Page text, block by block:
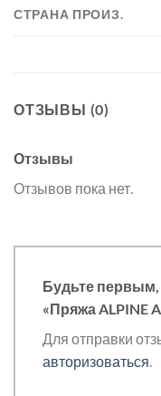
СТРАНА ПРОИЗ.
ОТЗЫВЫ (0)
Отзывы
Отзывов пока нет.
Будьте первым,
«Пряжа ALPINE
Для отправки
авторизоваться.